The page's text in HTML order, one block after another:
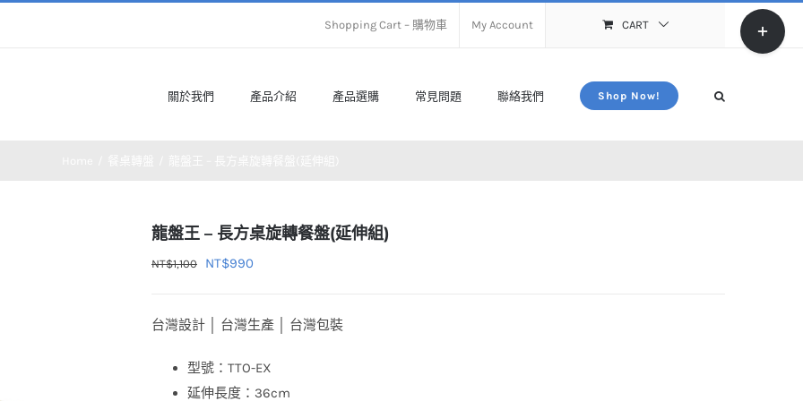
Shopping Cart – 購物車 My Account CART
關於我們 產品介紹 產品選購 常見問題 聯絡我們 Shop Now!
龍盤王 – 長方桌旋轉餐盤(延伸組)
NT$1,100
原
格：
NT$1,100。
NT$990
NT$990。
台灣設計 │ 台灣生產 │ 台灣包裝
型號：TTO-EX
延伸長度：36cm
Toggle
Sliding